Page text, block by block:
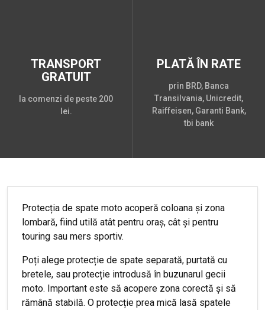
TRANSPORT
GRATUIT
la comenzi de peste 200
lei.
PLATĂ ÎN RATE
prin BRD, Banca
Transilvania, Unicredit,
Raiffeisen, Garanti Bank,
tbi bank
Protecția de spate moto acoperă coloana și zona
lombară, fiind utilă atât pentru oraș, cât și pentru
touring sau mers sportiv.
Poți alege protecție de spate separată, purtată cu
bretele, sau protecție introdusă în buzunarul gecii
moto. Important este să acopere zona corectă și să
rămână stabilă. O protecție prea mică lasă spatele